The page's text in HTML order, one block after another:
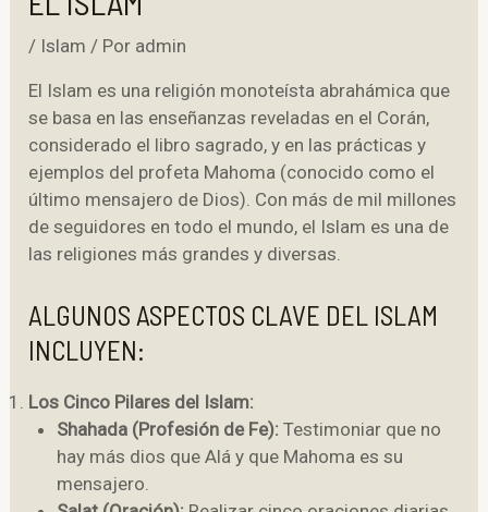
/ Islam / Por admin
El Islam es una religión monoteísta abrahámica que
se basa en las enseñanzas reveladas en el Corán,
considerado el libro sagrado, y en las prácticas y
ejemplos del profeta Mahoma (conocido como el
último mensajero de Dios). Con más de mil millones
de seguidores en todo el mundo, el Islam es una de
las religiones más grandes y diversas.
ALGUNOS ASPECTOS CLAVE DEL ISLAM
INCLUYEN:
Los Cinco Pilares del Islam:
Shahada (Profesión de Fe): Testimoniar que no
hay más dios que Alá y que Mahoma es su
mensajero.